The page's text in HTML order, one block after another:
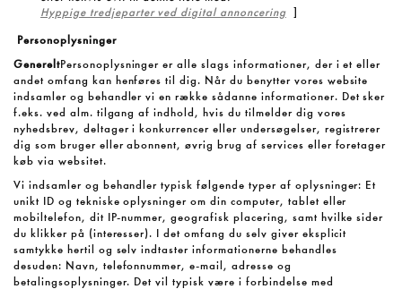
Hyppige tredjeparter ved digital annoncering]
Personoplysninger
GenereltPersonoplysninger er alle slags informationer, der i et eller
andet omfang kan henføres til dig. Når du benytter vores website
indsamler og behandler vi en række sådanne informationer. Det sker
f.eks. ved alm. tilgang af indhold, hvis du tilmelder dig vores
nyhedsbrev, deltager i konkurrencer eller undersøgelser, registrerer
dig som bruger eller abonnent, øvrig brug af services eller foretager
køb via websitet.
Vi indsamler og behandler typisk følgende typer af oplysninger: Et
unikt ID og tekniske oplysninger om din computer, tablet eller
mobiltelefon, dit IP-nummer, geografisk placering, samt hvilke sider
du klikker på (interesser). I det omfang du selv giver eksplicit
samtykke hertil og selv indtaster informationerne behandles
desuden: Navn, telefonnummer, e-mail, adresse og
betalingsoplysninger. Det vil typisk være i forbindelse med